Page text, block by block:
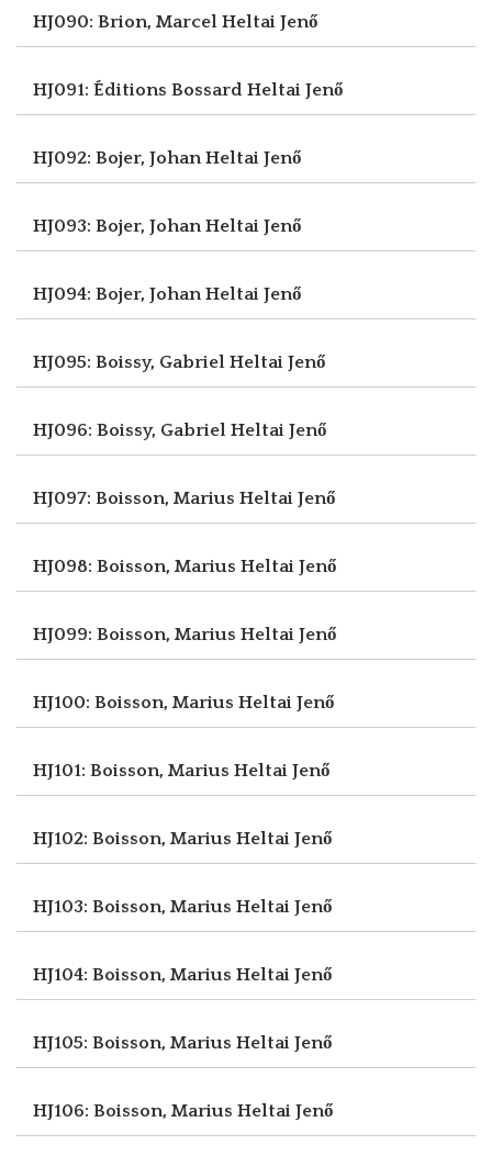
HJ090: Brion, Marcel Heltai Jenő
HJ091: Éditions Bossard Heltai Jenő
HJ092: Bojer, JohanHeltai Jenő
HJ093: Bojer, JohanHeltai Jenő
HJ094: Bojer, JohanHeltai Jenő
HJ095: Boissy, Gabriel Heltai Jenő
HJ096: Boissy, Gabriel Heltai Jenő
HJ097: Boisson, Marius Heltai Jenő
HJ098: Boisson, Marius Heltai Jenő
HJ099: Boisson, Marius Heltai Jenő
HJ100: Boisson, Marius Heltai Jenő
HJ101: Boisson, Marius Heltai Jenő
HJ102: Boisson, Marius Heltai Jenő
HJ103: Boisson, Marius Heltai Jenő
HJ104: Boisson, Marius Heltai Jenő
HJ105: Boisson, Marius Heltai Jenő
HJ106: Boisson, Marius Heltai Jenő